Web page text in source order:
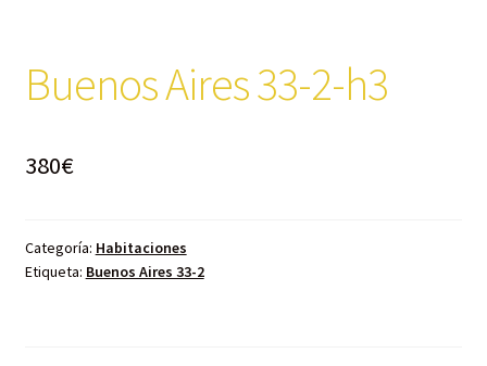
Buenos Aires 33-2-h3
380€
Categoría: Habitaciones
Etiqueta: Buenos Aires 33-2